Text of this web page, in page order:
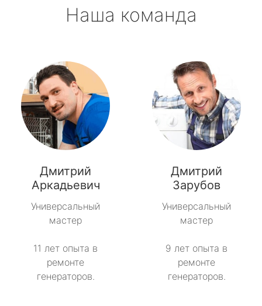
Наша команда
Дмитрий
Аркадьевич
Универсальный
мастер
11 лет опыта в
ремонте
генераторов.
Дмитрий
Зарубов
Универсальный
мастер
9 лет опыта в
ремонте
генераторов.